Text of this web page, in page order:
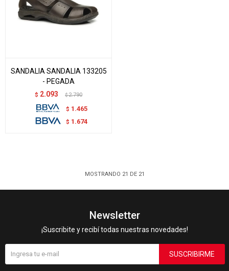
SANDALIA SANDALIA 133205
- PEGADA
$ 2.093 $ 2.790
$ 1.465
$ 1.674
MOSTRANDO 21 DE 21
Newsletter
¡Suscribite y recibí todas nuestras novedades!
SUSCRIBIRME